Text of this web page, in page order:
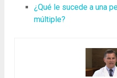
¿Qué le sucede a una
múltiple?